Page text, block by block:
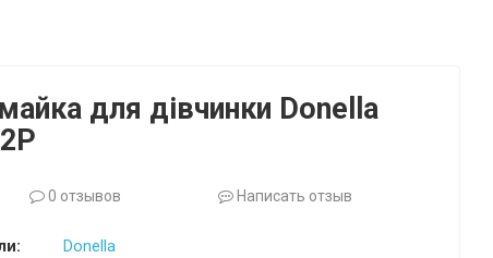
для дівчинки Donella
0 отзывов Написать отзыв
Donella